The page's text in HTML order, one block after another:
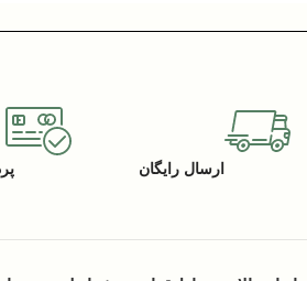
ارسال رایگان